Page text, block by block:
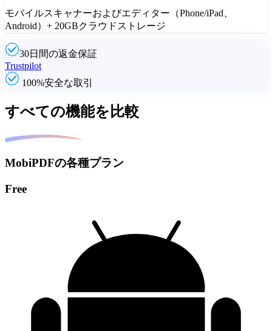
モバイルスキャナーおよびエディター（Phone/iPad、
Android）+ 20GBクラウドストレージ
30日間の返金保証
Trustpilot
100%安全な取引
すべての機能を比較
MobiPDFの各種プラン
Free